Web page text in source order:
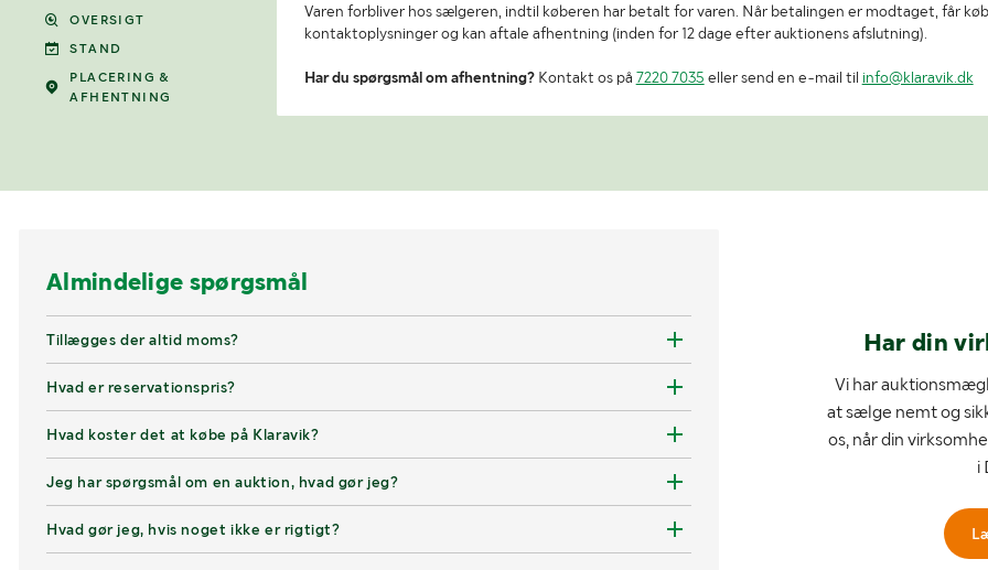
OVERSIGT
STAND
PLACERING &
AFHENTNING
Varen forbliver hos sælgeren, indtil køberen har betalt for varen. Når betalingen er modtaget, får
kontaktoplysninger og kan aftale afhentning (inden for 12 dage efter auktionens afslutning).
Har du spørgsmål om afhentning?Kontakt os på 7220 7035 eller send en e-mail til info@klaravik.dk
Almindelige spørgsmål
Tillægges der altid moms?
Hvad er reservationspris?
Hvad koster det at købe på Klaravik?
Jeg har spørgsmål om en auktion, hvad gør jeg?
Hvad gør jeg, hvis noget ikke er rigtigt?
Har din
Vi har
at sælge nemt og
os, når din
i